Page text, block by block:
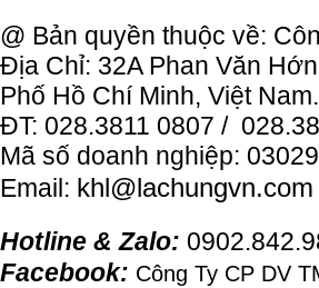
@ Bản quyền thuộc về:
Địa Chỉ: 32A Phan Văn
Phố Hồ Chí Minh, Việt Nam.
ĐT: 028.3811 0807 /
Mã số doanh nghiệp:
Email: khl@lachung
Hotline & Zalo:
Facebook: Công Ty CP DV